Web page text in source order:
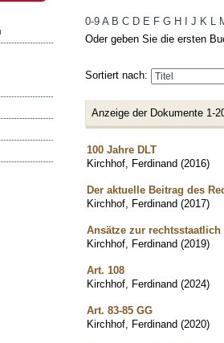
0-9 A B C D E F G H J K L
Oder geben Sie die ersten
Sortiert nach:
Anzeige der Dokumente 1-
100 Jahre DLT
Kirchhof, Ferdinand (2016)
Der aktuelle Beitrag des
Kirchhof, Ferdinand (2017)
Ansätze zur
Kirchhof, Ferdinand (2019)
Art. 108
Kirchhof, Ferdinand (2024)
Art. 83-85 GG
Kirchhof, Ferdinand (2020)